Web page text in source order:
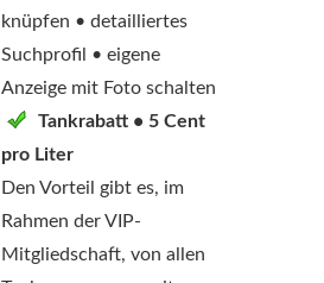
knüpfen • detailliertes
Suchprofil • eigene
Anzeige mit Foto schalten
Tankrabatt • 5 Cent
pro Liter
Den Vorteil gibt es, im
Rahmen der VIP-
Mitgliedschaft, von allen